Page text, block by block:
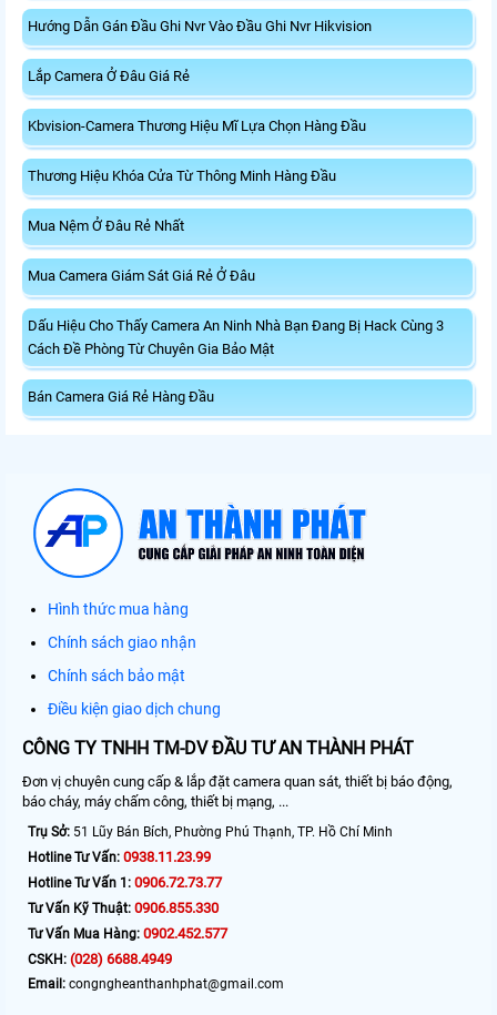
Hướng Dẫn Gán Đầu Ghi Nvr Vào Đầu Ghi Nvr Hikvision
Lắp Camera Ở Đâu Giá Rẻ
Kbvision-Camera Thương Hiệu Mĩ Lựa Chọn Hàng Đầu
Thương Hiệu Khóa Cửa Từ Thông Minh Hàng Đầu
Mua Nệm Ở Đâu Rẻ Nhất
Mua Camera Giám Sát Giá Rẻ Ở Đâu
Dấu Hiệu Cho Thấy Camera An Ninh Nhà Bạn Đang Bị Hack Cùng 3
Cách Đề Phòng Từ Chuyên Gia Bảo Mật
Bán Camera Giá Rẻ Hàng Đầu
Hình thức mua hàng
Chính sách giao nhận
Chính sách bảo mật
Điều kiện giao dịch chung
CÔNG TY TNHH TM-DV ĐẦU TƯ AN THÀNH PHÁT
Đơn vị chuyên cung cấp & lắp đặt camera quan sát, thiết bị báo động,
báo cháy, máy chấm công, thiết bị mạng, ...
Trụ Sở: 51 Lũy Bán Bích, Phường Phú Thạnh, TP. Hồ Chí Minh
Hotline Tư Vấn: 0938.11.23.99
Hotline Tư Vấn 1: 0906.72.73.77
Tư Vấn Kỹ Thuật: 0906.855.330
Tư Vấn Mua Hàng: 0902.452.577
CSKH: (028) 6688.4949
Email: congngheanthanhphat@gmail.com